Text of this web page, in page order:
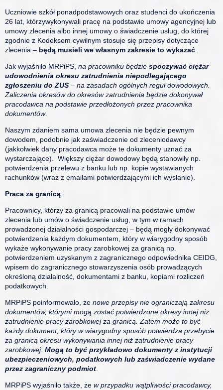
Uczniowie szkół ponadpodstawowych oraz studenci do ukończenia
26 lat, którzywykonywali pracę na podstawie umowy agencyjnej lub
umowy zlecenia albo innej umowy o świadczenie usług, do której
zgodnie z Kodeksem cywilnym stosuje się przepisy dotyczące
zlecenia – będą musieli we własnym zakresie to wykazać
Jak wyjaśniło MRPiPS, na pracowniku będzie spoczywać ciężar
udowodnienia okresu zatrudnienia niepodlegającego
zgłoszeniu do ZUS – na zasadach ogólnych reguł dowodowych.
Zaliczenia okresów do okresów zatrudnienia będzie dokonywał
pracodawca na podstawie przedłożonych przez pracownika
dokumentów.
Naszym zdaniem sama umowa zlecenia nie będzie pewnym
dowodem, podobnie jak zaświadczenie od zleceniodawcy
(jakkolwiek dany pracodawca może te dokumenty uznać za
wystarczające). Większy ciężar dowodowy będą stanowiły np.
potwierdzenia przelewu z banku lub np. kopie wystawianych
rachunków (wraz z emailami potwierdzającymi ich wysłanie).
Praca za granicą:
Pracownicy, którzy za granicą pracowali na podstawie umów
zlecenia lub umów o świadczenie usług, w tym w ramach
prowadzonej działalności gospodarczej – będą mogły dokonywać
potwierdzenia każdym dokumentem, który w wiarygodny sposób
wykaże wykonywanie pracy zarobkowej za granicą np.
potwierdzeniem uzyskanym z zagranicznego odpowiednika CEIDG,
wpisem do zagranicznego stowarzyszenia osób prowadzących
określoną działalność, dokumentami z banku, kopiami rozliczeń
podatkowych.
MRPiPS poinformowało, że nowe przepisy nie ograniczają zakresu
dokumentów, którymi mogą zostać potwierdzone okresy innej niż
zatrudnienie pracy zarobkowej za granicą. Zatem może to być
każdy dokument, który w wiarygodny sposób potwierdza przebycie
za granicą okresu wykonywania innej niż zatrudnienie pracy
zarobkowej. Mogą to być przykładowo dokumenty z instytucji
ubezpieczeniowych, podatkowych lub zaświadczenie wydane
przez zagraniczny podmiot
MRPiPS wyjaśniło także, że w przypadku wątpliwości pracodawcy,